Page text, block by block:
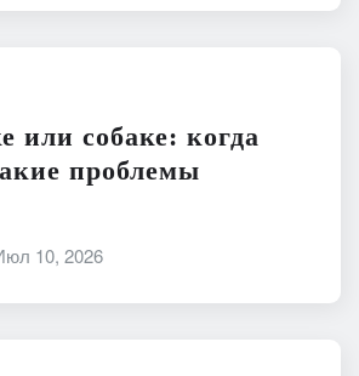
или собаке: когда
проблемы
10, 2026